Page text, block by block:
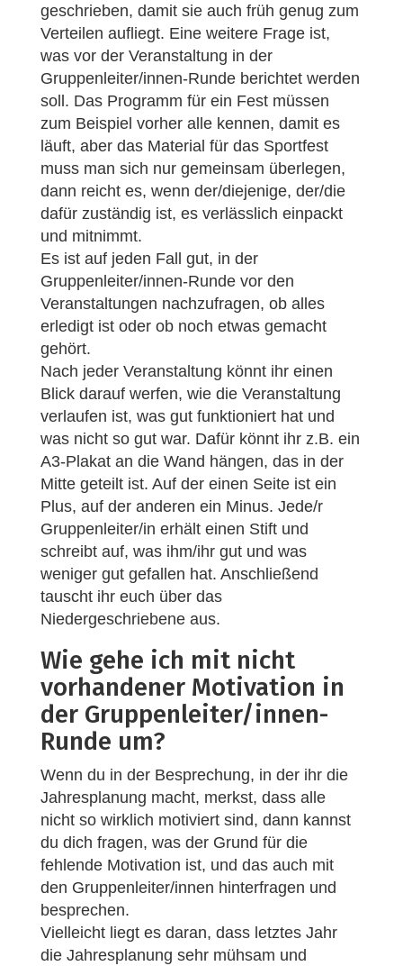
geschrieben, damit sie auch früh genug zum
Verteilen aufliegt. Eine weitere Frage ist,
was vor der Veranstaltung in der
Gruppenleiter/innen-Runde berichtet werden
soll. Das Programm für ein Fest müssen
zum Beispiel vorher alle kennen, damit es
läuft, aber das Material für das Sportfest
muss man sich nur gemeinsam überlegen,
dann reicht es, wenn der/diejenige, der/die
dafür zuständig ist, es verlässlich einpackt
und mitnimmt.
Es ist auf jeden Fall gut, in der
Gruppenleiter/innen-Runde vor den
Veranstaltungen nachzufragen, ob alles
erledigt ist oder ob noch etwas gemacht
gehört.
Nach jeder Veranstaltung könnt ihr einen
Blick darauf werfen, wie die Veranstaltung
verlaufen ist, was gut funktioniert hat und
was nicht so gut war. Dafür könnt ihr z.B. ein
A3-Plakat an die Wand hängen, das in der
Mitte geteilt ist. Auf der einen Seite ist ein
Plus, auf der anderen ein Minus. Jede/r
Gruppenleiter/in erhält einen Stift und
schreibt auf, was ihm/ihr gut und was
weniger gut gefallen hat. Anschließend
tauscht ihr euch über das
Niedergeschriebene aus.
Wie gehe ich mit nicht
vorhandener Motivation in
der Gruppenleiter/innen-
Runde um?
Wenn du in der Besprechung, in der ihr die
Jahresplanung macht, merkst, dass alle
nicht so wirklich motiviert sind, dann kannst
du dich fragen, was der Grund für die
fehlende Motivation ist, und das auch mit
den Gruppenleiter/innen hinterfragen und
besprechen.
Vielleicht liegt es daran, dass letztes Jahr
die Jahresplanung sehr mühsam und